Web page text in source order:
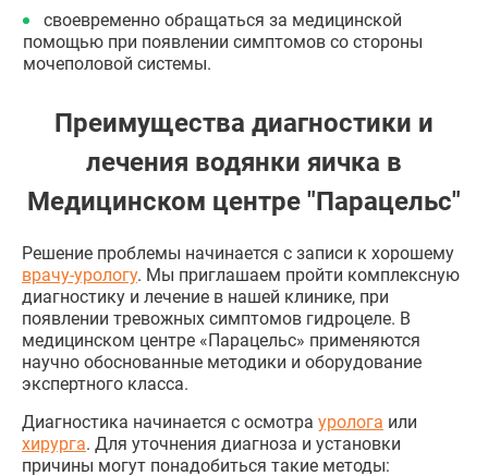
своевременно обращаться за медицинской
помощью при появлении симптомов со стороны
мочеполовой системы.
Преимущества диагностики и
лечения водянки яичка в
Медицинском центре "Парацельс"
Решение проблемы начинается с записи к хорошему
врачу-урологу. Мы приглашаем пройти комплексную
диагностику и лечение в нашей клинике, при
появлении тревожных симптомов гидроцеле. В
медицинском центре «Парацельс» применяются
научно обоснованные методики и оборудование
экспертного класса.
Диагностика начинается с осмотра уролога или
хирурга. Для уточнения диагноза и установки
причины могут понадобиться такие методы: